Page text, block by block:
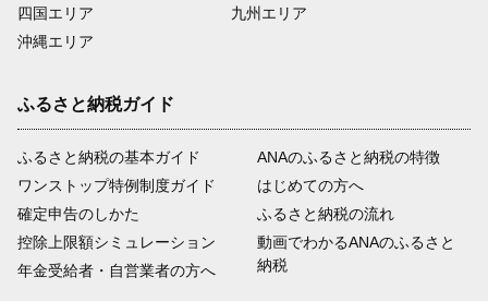
四国エリア
沖縄エリア
九州エリア
ふるさと納税ガイド
ふるさと納税の基本ガイド
ワンストップ特例制度ガイド
確定申告のしかた
控除上限額シミュレーション
年金受給者・自営業者の方へ
ANAのふるさと納税の特徴
はじめての方へ
ふるさと納税の流れ
動画でわかるANAのふるさと
納税